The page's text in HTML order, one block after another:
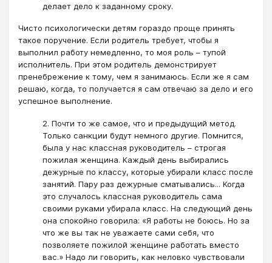
делает дело к заданному сроку.
Чисто психологически детям гораздо проще принять
такое поручение. Если родитель требует, чтобы я
выполнил работу немедленно, то моя роль – тупой
исполнитель. При этом родитель демонстрирует
пренебрежение к тому, чем я занимаюсь. Если же я сам
решаю, когда, то получается я сам отвечаю за дело и его
успешное выполнение.
2. Почти то же самое, что и предыдущий метод.
Только санкции будут немного другие. Помнится,
была у нас классная руководитель – строгая
пожилая женщина. Каждый день выбирались
дежурные по классу, которые убирали класс после
занятий. Пару раз дежурные сматывались... Когда
это случалось классная руководитель сама
своими руками убирала класс. На следующий день
она спокойно говорила: «Я работы не боюсь. Но за
что же вы так не уважаете сами себя, что
позволяете пожилой женщине работать вместо
вас.» Надо ли говорить, как неловко чувствовали